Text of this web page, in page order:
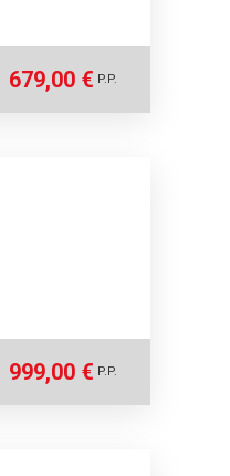
679,00 € P.P.
999,00 € P.P.